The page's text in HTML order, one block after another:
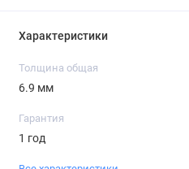
Характеристики
Толщина общая
6.9 мм
Гарантия
1 год